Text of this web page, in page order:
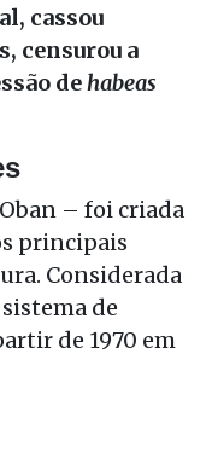
cassou
censurou a
dehabeas
– foi criada
principais
Considerada
de
de 1970 em